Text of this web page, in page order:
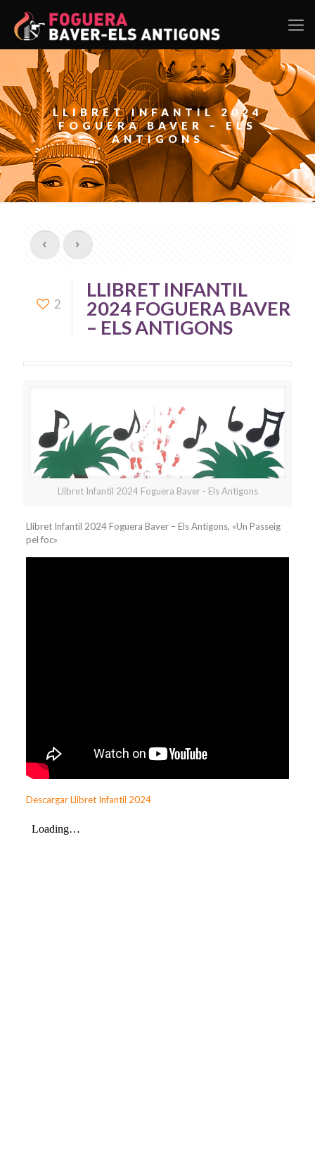
LLIBRET INFANTIL 2024
FOGUERA BAVER – ELS
ANTIGONS
2
LLIBRET INFANTIL
2024 FOGUERA BAVER
– ELS ANTIGONS
Llibret Infantil 2024 Foguera Baver - Els Antigons
Llibret Infantil 2024 Foguera Baver – Els Antigons, «Un Passeig
pel foc»
Descargar Llibret Infantil 2024